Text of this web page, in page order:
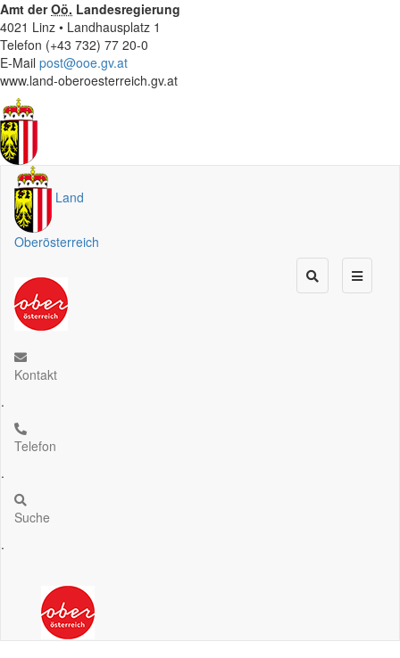
Amt derOö. Landesregierung
4021 Linz • Landhausplatz 1
Telefon (+43 732) 77 20-0
E-Mail post@ooe.gv.at
www.land-oberoesterreich.gv.at
Land
Oberösterreich
Kontakt
.
Telefon
.
Suche
.